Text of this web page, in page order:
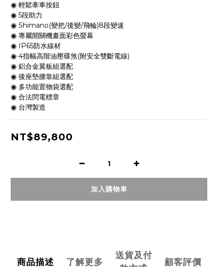
◉ 輕鬆牽車按鈕
◉ 5段助力
◉ Shimano(變把/後變/飛輪)8段變速
◉ 專屬開關機畫面彩色螢幕
◉ IP65防水線材
◉ 4指幅高階油壓碟煞(附安全雙斷電線)
◉ 鋁合金翼板組選配
◉ 後座墊腰靠組選配
◉ 多功能置物袋選配
◉ 合法閃電標章
◉ 台灣製造
NT$89,800
加入購物車
商品描述 了解更多
送貨及付
顧客評價